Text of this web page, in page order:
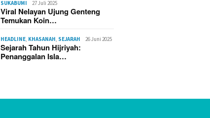
SUKABUMI 27 Juli 2025
Viral Nelayan Ujung Genteng
Temukan Koin…
HEADLINE, KHASANAH, SEJARAH 26 Juni 2025
Sejarah Tahun Hijriyah:
Penanggalan Isla…